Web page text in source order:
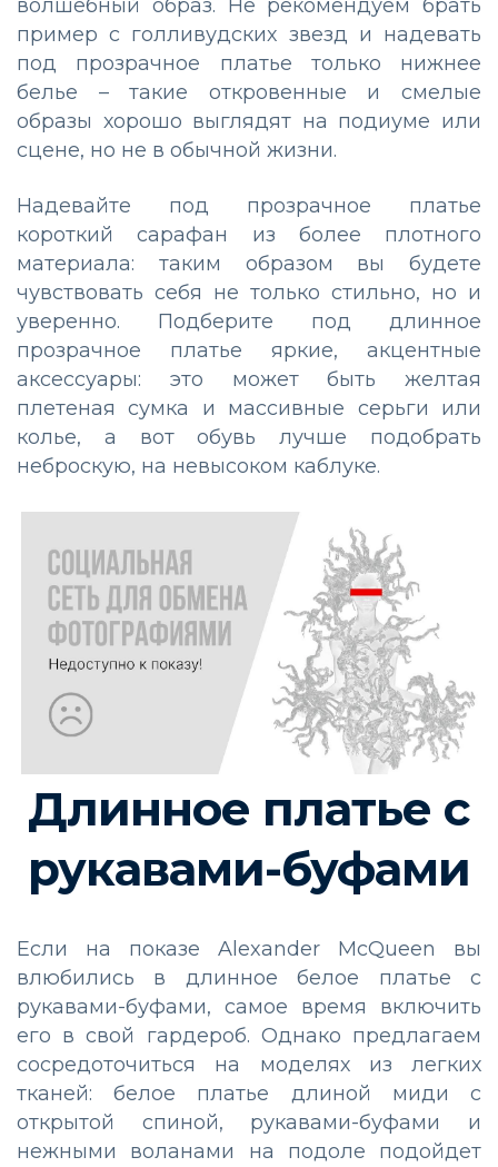
волшебный образ. Не рекомендуем брать
пример с голливудских звезд и надевать
под прозрачное платье только нижнее
белье – такие откровенные и смелые
образы хорошо выглядят на подиуме или
сцене, но не в обычной жизни.
Надевайте под прозрачное платье
короткий сарафан из более плотного
материала: таким образом вы будете
чувствовать себя не только стильно, но и
уверенно. Подберите под длинное
прозрачное платье яркие, акцентные
аксессуары: это может быть желтая
плетеная сумка и массивные серьги или
колье, а вот обувь лучше подобрать
неброскую, на невысоком каблуке.
Длинное платье с
рукавами-буфами
Если на показе Alexander McQueen вы
влюбились в длинное белое платье с
рукавами-буфами, самое время включить
его в свой гардероб. Однако предлагаем
сосредоточиться на моделях из легких
тканей: белое платье длиной миди с
открытой спиной, рукавами-буфами и
нежными воланами на подоле подойдет